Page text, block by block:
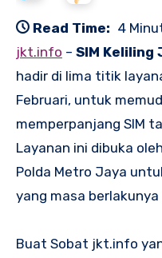
Read Time: 4
jkt.info – SIM Keliling
hadir di lima titik
Februari, untuk
memperpanjang SIM
Layanan ini dibuka
Polda Metro Jaya
yang masa
Buat Sobat jkt.info